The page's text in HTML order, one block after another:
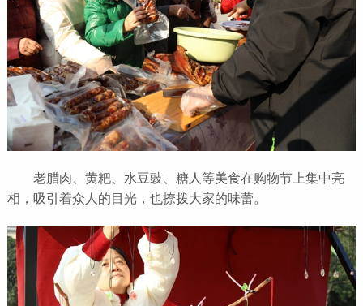
老腊肉、黄粑、水豆豉、糖人等美食在购物节上集中亮
相，吸引着众人的目光，也撩拨大家的味蕾。